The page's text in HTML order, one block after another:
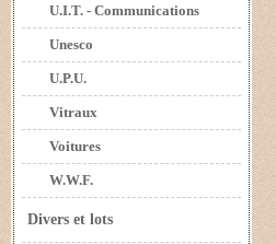
U.I.T. - Communications
Unesco
U.P.U.
Vitraux
Voitures
W.W.F.
Divers et lots